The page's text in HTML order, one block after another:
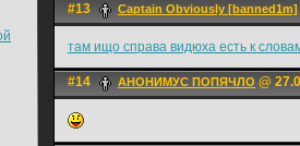
#13 Captain Obviously [banned1m]
там ищо справа видюха есть к
#14 АНОНИМУС ПОПЯЧЛО @